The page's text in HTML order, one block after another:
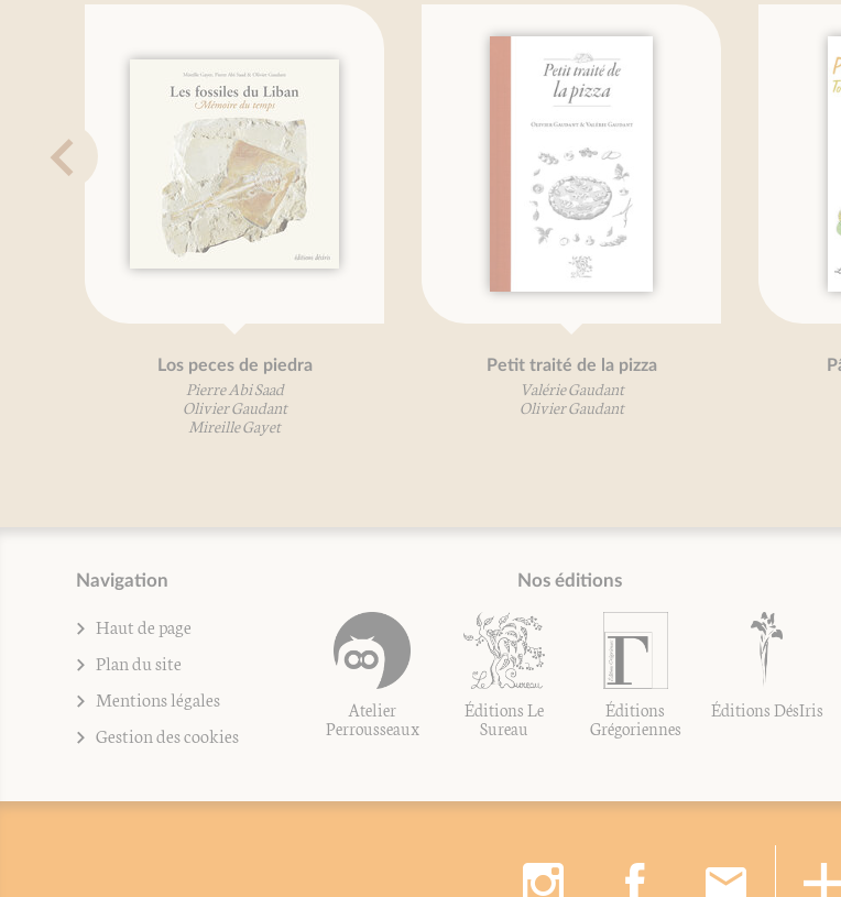
Los peces de piedra
Pierre Abi Saad
Olivier Gaudant
Mireille Gayet
Petit traité de la pizza
Valérie Gaudant
Olivier Gaudant
Navigation
Haut de page
Plan du site
Mentions légales
Gestion des cookies
Nos éditions
Atelier
Perrousseaux
Éditions Le
Sureau
Éditions
Grégoriennes
Éditions DésIris